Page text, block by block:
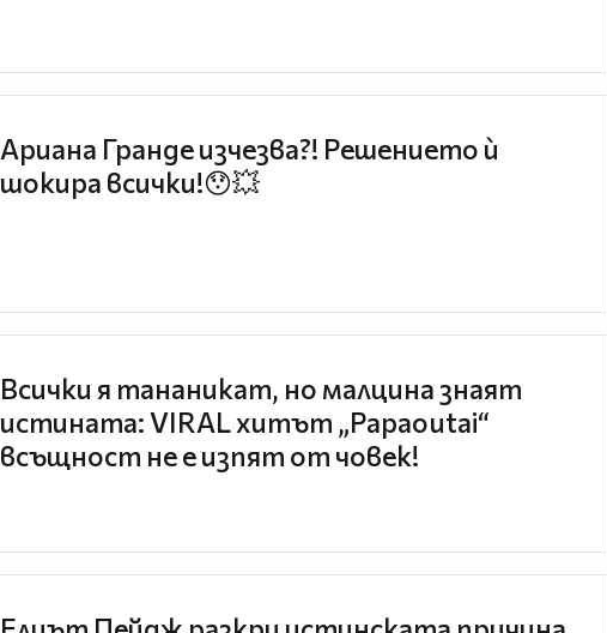
Ариана Гранде изчезва?! Решението ѝ
шокира всички!😯💥
Всички я тананикат, но малцина знаят
истината: VIRAL хитът „Papaoutai“
всъщност не е изпят от човек!